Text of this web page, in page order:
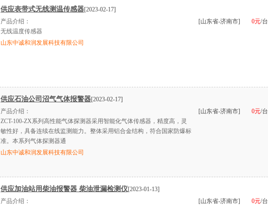
供应表带式无线测温传感器[2023-02-17]
产品介绍：
无线温度传感器
山东中诚和润发展科技有限公司
[山东省-济南市] 0元/台
供应石油公司沼气气体报警器[2023-02-17]
产品介绍：
ZCT-100-ZX系列高性能气体探测器采用智能化气体传感器，精度高，灵
敏性好，具备连续在线监测能力。整体采用铝合金结构，符合国家防爆标
准。本系列气体探测器通
山东中诚和润发展科技有限公司
[山东省-济南市] 0元/台
供应加油站用柴油报警器 柴油泄漏检测仪[2023-01-13]
产品介绍：
[山东省-济南市] 0元/台